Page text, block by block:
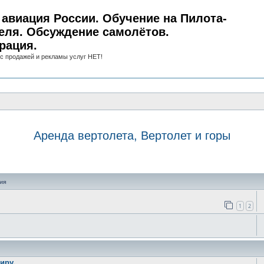
России. Обучение на Пилота-
Обсуждение самолётов.
продажей и рекламы услуг НЕТ!
Аренда вертолета, Вертолет и горы
1 2